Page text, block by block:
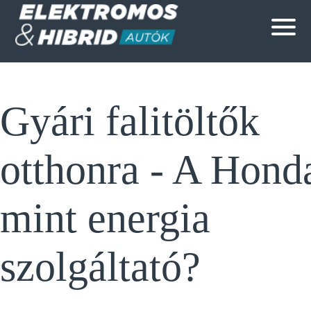
Gyári falitöltők
otthonra - A
mint energia
szolgáltató?